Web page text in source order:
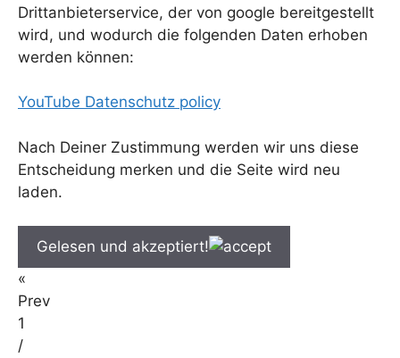
Drittanbieterservice, der von google bereitgestellt
wird, und wodurch die folgenden Daten erhoben
werden können:
YouTube Datenschutz policy
Nach Deiner Zustimmung werden wir uns diese
Entscheidung merken und die Seite wird neu
laden.
Gelesen und akzeptiert!
«
Prev
1
/